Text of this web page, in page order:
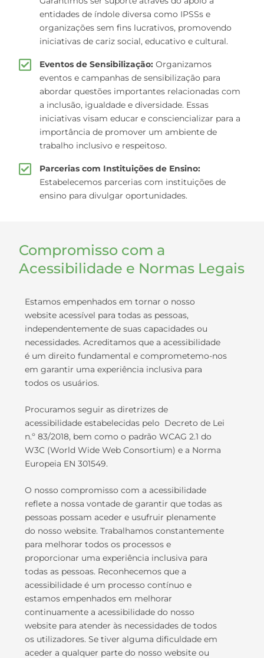
entidades de índole diversa como IPSSs e
organizações sem fins lucrativos, promovendo
iniciativas de cariz social, educativo e cultural.
Eventos de Sensibilização: Organizamos
eventos e campanhas de sensibilização para
abordar questões importantes relacionadas com
a inclusão, igualdade e diversidade. Essas
iniciativas visam educar e consciencializar para a
importância de promover um ambiente de
trabalho inclusivo e respeitoso.
Parcerias com Instituições de Ensino:
Estabelecemos parcerias com instituições de
ensino para divulgar oportunidades.
Compromisso com a
Acessibilidade e Normas Legais
Estamos empenhados em tornar o nosso
website acessível para todas as pessoas,
independentemente de suas capacidades ou
necessidades. Acreditamos que a acessibilidade
é um direito fundamental e comprometemo-nos
em garantir uma experiência inclusiva para
todos os usuários.
Procuramos seguir as diretrizes de
acessibilidade estabelecidas pelo Decreto de Lei
n.º 83/2018, bem como o padrão WCAG 2.1 do
W3C (World Wide Web Consortium) e a Norma
Europeia EN 301549.
O nosso compromisso com a acessibilidade
reflete a nossa vontade de garantir que todas as
pessoas possam aceder e usufruir plenamente
do nosso website. Trabalhamos constantemente
para melhorar todos os processos e
proporcionar uma experiência inclusiva para
todas as pessoas. Reconhecemos que a
acessibilidade é um processo contínuo e
estamos empenhados em melhorar
continuamente a acessibilidade do nosso
website para atender às necessidades de todos
os utilizadores. Se tiver alguma dificuldade em
aceder a qualquer parte do nosso website ou